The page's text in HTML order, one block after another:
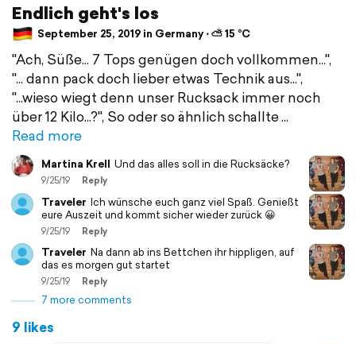
Endlich geht's los
September 25, 2019 in Germany ⋅ ⛅ 15 °C
"Ach, Süße... 7 Tops genügen doch vollkommen...",
"... dann pack doch lieber etwas Technik aus...",
"...wieso wiegt denn unser Rucksack immer noch
über 12 Kilo...?", So oder so ähnlich schallte
Read more
Martina Krell Und das alles soll in die Rucksäcke?
9/25/19 Reply
Traveler Ich wünsche euch ganz viel Spaß. Genießt
eure Auszeit und kommt sicher wieder zurück 😀
9/25/19 Reply
Traveler Na dann ab ins Bettchen ihr hippligen, auf
das es morgen gut startet
9/25/19 Reply
7 more comments
9 likes